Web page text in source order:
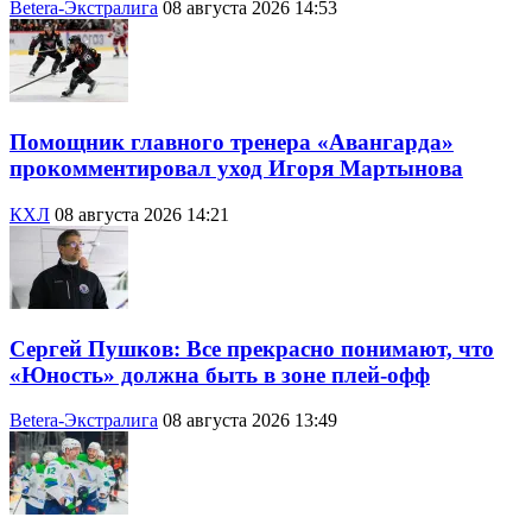
Betera-Экстралига 08 августа 2026 14:53
Помощник главного тренера «Авангарда»
прокомментировал уход Игоря Мартынова
КХЛ 08 августа 2026 14:21
Сергей Пушков: Все прекрасно понимают, что
«Юность» должна быть в зоне плей-офф
Betera-Экстралига 08 августа 2026 13:49